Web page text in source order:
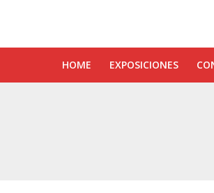
HOME EXPOSICIONES